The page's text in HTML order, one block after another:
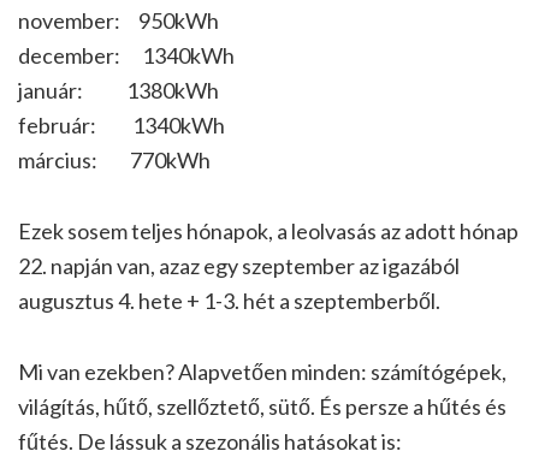
november: 950kWh
december: 1340kWh
január: 1380kWh
február: 1340kWh
március: 770kWh
Ezek sosem teljes hónapok, a leolvasás az adott hónap
22. napján van, azaz egy szeptember az igazából
augusztus 4. hete + 1-3. hét a szeptemberből.
Mi van ezekben? Alapvetően minden: számítógépek,
világítás, hűtő, szellőztető, sütő. És persze a hűtés és
fűtés. De lássuk a szezonális hatásokat is: